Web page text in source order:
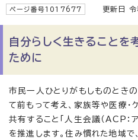
ページ番号1017677 更新日 令
自分らしく生きることを
ために
市民一人ひとりがもしものとき
て前もって考え、家族等や医療・
共有すること「人生会議（ACP：ア
を推進します。住み慣れた地域